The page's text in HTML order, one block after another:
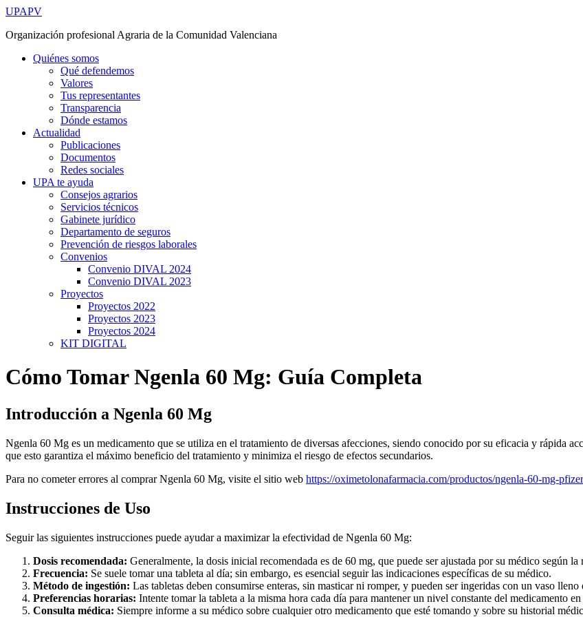
Ir
contenido
UPAPV
Organización profesional Agraria de la Comunidad Valenciana
Quiénes somos
Qué defendemos
Valores
Tus representantes
Transparencia
Dónde estamos
Actualidad
Publicaciones
Documentos
Redes sociales
UPA te ayuda
Consejos agrarios
Servicios técnicos
Gabinete jurídico
Departamento de seguros
Prevención de riesgos laborales
Convenios
Convenio DIVAL 2024
Convenio DIVAL 2023
Proyectos
Proyectos 2022
Proyectos 2023
Proyectos 2024
KIT DIGITAL
Cómo Tomar Ngenla 60 Mg: Guía Completa
Introducción a Ngenla 60 Mg
Ngenla 60 Mg es un medicamento que se utiliza en el tratamiento de diversas afecciones, siendo conocido por su eficacia y rápida
que esto garantiza el máximo beneficio del tratamiento y minimiza el riesgo de efectos secundarios.
Para no cometer errores al comprar Ngenla 60 Mg, visite el sitio web https://oximetolonafarmacia.com/productos/ngenla-60-mg-
Instrucciones de Uso
Seguir las siguientes instrucciones puede ayudar a maximizar la efectividad de Ngenla 60 Mg:
Dosis recomendada: Generalmente, la dosis inicial recomendada es de 60 mg, que puede ser ajustada por su médico según la
Frecuencia: Se suele tomar una tableta al día; sin embargo, es esencial seguir las indicaciones específicas de su médico.
Método de ingestión: Las tabletas deben consumirse enteras, sin masticar ni romper, y pueden ser ingeridas con un vaso lleno
Preferencias horarias: Intente tomar la tableta a la misma hora cada día para mantener un nivel constante del medicamento
Consulta médica: Siempre informe a su médico sobre cualquier otro medicamento que esté tomando y sobre su historial